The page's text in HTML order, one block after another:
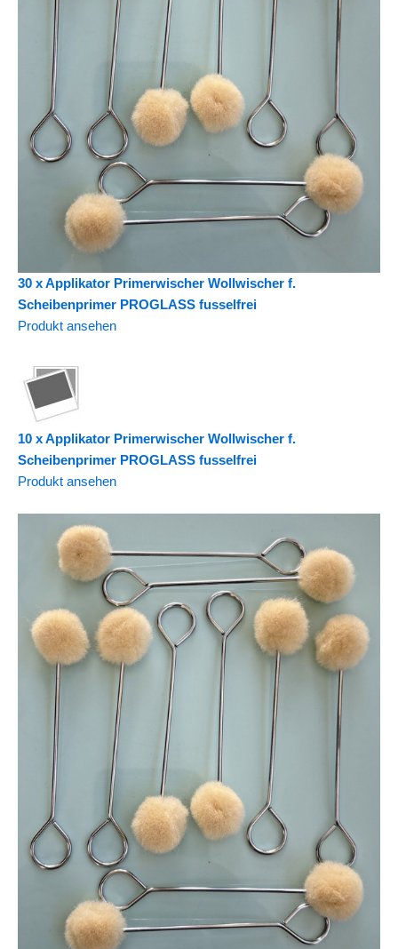
30 x Applikator Primerwischer Wollwischer f.
Scheibenprimer PROGLASS fusselfrei
Produkt ansehen
10 x Applikator Primerwischer Wollwischer f.
Scheibenprimer PROGLASS fusselfrei
Produkt ansehen